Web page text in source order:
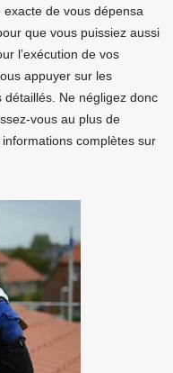
de vous dépensa
que vous puissiez aussi
l’exécution de vos
appuyer sur les
Ne négligez donc
vous au plus de
complètes sur